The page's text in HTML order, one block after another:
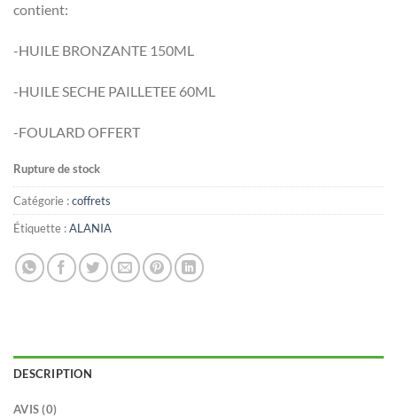
contient:
-HUILE BRONZANTE 150ML
-HUILE SECHE PAILLETEE 60ML
-FOULARD OFFERT
Rupture de stock
Catégorie :coffrets
Étiquette :ALANIA
DESCRIPTION
AVIS (0)